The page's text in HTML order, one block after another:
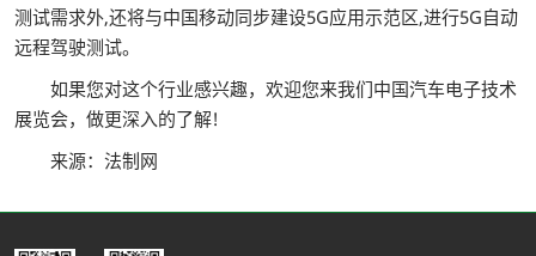
测试需求外,还将与中国移动同步建设5G应用示范区,进行5G自动
远程驾驶测试。
如果您对这个行业感兴趣，欢迎您来我们中国汽车电子技术
展览会，做更深入的了解!
来源：法制网